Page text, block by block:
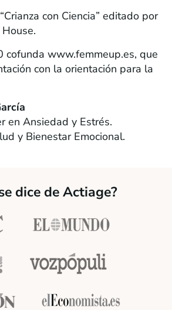
con Ciencia” editado por
cofunda www.femmeup.es, que
con la orientación para la
en Ansiedad y Estrés.
y Bienestar Emocional.
dice de Actiage?